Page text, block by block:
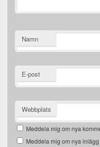
Namn
E-post
Webbplats
Meddela mig om nya
Meddela mig om nya